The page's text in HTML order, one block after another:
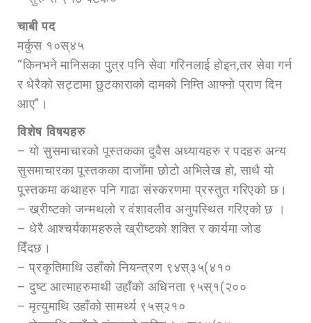
चाबी पद
मर्कुस १०स्४५
“किनभने मानिसका पुत्र पनि सेवा गरिनलाई होइन,तर सेवा गर्न
र धेरैको सट्टामा छुटकाराको दामको निम्ति आफ्नो प्राण दिन
आए”।
विशेष विषयहरु
– यो सुसमाचारको पूस्तकका दुवैस अध्यायहरु र पदहरु अन्य
सुसमाचारका पूस्तकका दाजोँमा छोटो अभिलेख हो, साथै यो
पूस्तकमा कथाहरु पनि गाढा संस्करणमा प्रस्तुत गरिएको छ।
– ख्रीष्टको जन्मथलो र वंशावलीव अनुपस्थित गरिएको छ ।
– धेरै आश्चर्यकामहरुले ख्रीष्टको शक्ति र कार्यमा जोड
दिँदछ।
– प्रकृतिमाथि उहाँको नियन्त्रण ९४स्३५(४१०
– दुष्ट आत्माहरुमाथी उहाँको अधिनता ९५स्१(२००
– मृत्युमाथि उहाँको सामर्थ्य ९५स्२१०